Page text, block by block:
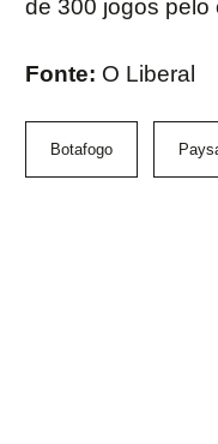
de 300 jogos pelo
Fonte: O Liberal
Botafogo